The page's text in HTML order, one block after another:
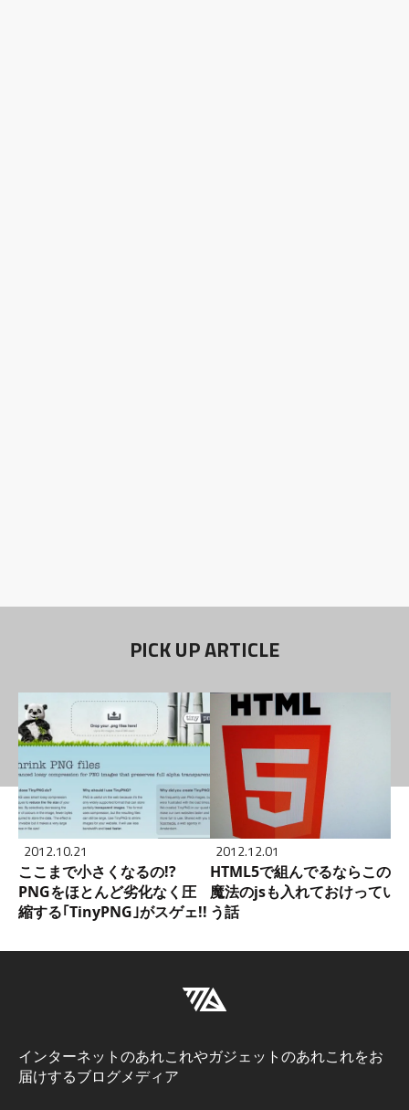
PICK UP ARTICLE
2012.10.21
ここまで小さくなるの!?
PNGをほとんど劣化なく圧
縮する｢TinyPNG｣がスゲェ!!
2012.12.01
HTML5で組んでるならこの
魔法のjsも入れておけってい
う話
インターネットのあれこれやガジェットのあれこれをお
届けするブログメディア